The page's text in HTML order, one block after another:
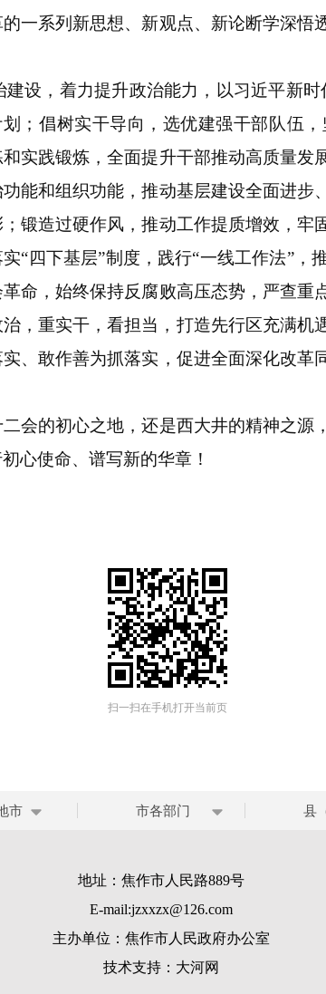
一系列新思想、新观点、新论断学深
，着力提升政治能力，以习近平新时
；倡树实干导向，选优建强干部队伍
实践锻炼，全面提升干部推动高质量
能和组织功能，推动基层建设全面进
锻造过硬作风，推动工作提质增效，
“四下基层”制度，践行“一线工作法”，
命，始终保持反腐败高压态势，严查
重实干，看担当，打造先行区充满机
、敢作善为抓落实，促进全面深化改革
的初心之地，还是西大井的精神之源
心使命、谱写新的华章！
扫一扫在手机打开当前页
市 市各部门 县
地址：焦作市人民路889号
E-mail:jzxxzx@126.com
主办单位：焦作市人民政府办公室
技术支持： 大河网